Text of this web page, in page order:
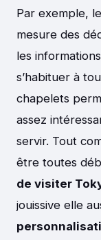
Par exemple,
mesure des
les
s’habituer à
chapelets
assez
servir. Tout
être toutes
de visiter
jouissive elle